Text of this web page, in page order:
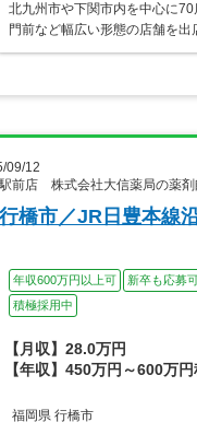
北九州市や下関市内を中心に
門前など幅広い形態の店舗を
09/12
前店 株式会社大信薬局の薬剤
行橋市／JR日豊本線
年収600万円以上可 新卒も応募
積極採用中
【月収】28.0万円
【年収】450万円～600万
福岡県 行橋市